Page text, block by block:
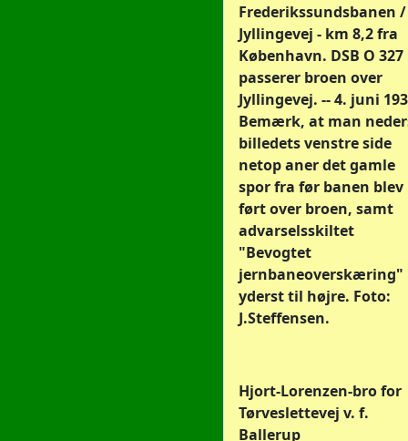
Frederikssundsbanen /
Jyllingevej - km 8,2 fra
København. DSB O 327
passerer broen over
Jyllingevej. -- 4. juni
Bemærk, at man
billedets venstre side
netop aner det gamle
spor fra før banen blev
ført over broen, samt
advarselsskiltet
"Bevogtet
jernbaneoverskæring"
yderst til højre. Foto:
J.Steffensen.
Hjort-Lorenzen-bro for
Tørveslettevej v. f.
Ballerup